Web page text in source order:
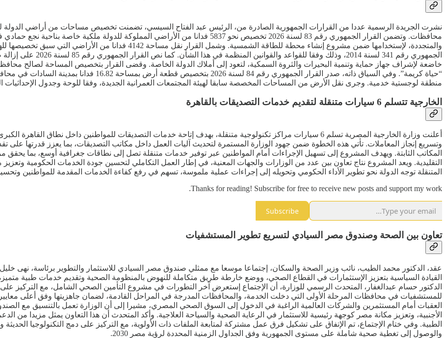
نشرت الجريدة الرسمية عددا من القرارات الجمهورية الصادرة من، الرئيس عبد الفتاح السيسي، تضمنت تخصيص مساحات من أراضي الدولة
محافظات. وتضمن القرار الجمهوري رقم 83 لسنة 2026 تخصيص نحو 5837 فدانا من الأراضي المملوكة
والمتجددة، لإستخدامها ضمن مشروع إنشاء محطة للطاقة الشمسية. وشمل
خاضعة لإشراف جهاز حماية وتنمية البحيرات والثروة السمكية، لتعود إلى أملاك الدولة الخاصة. وقضى القرار بتخصيص المساحة لصالح
“حياة كريمة”. وفي السياق ذاته، صدر القرار الجمهوري رقم 84
منطقة لوجستية خدمية. وجرى نقل الأرض من المساحات المخصصة سابقا لهيئة المجتمعات العمرانية الجديدة، وفقا للوحة وجدول الإحداثيات
الخارجية تتسلم 6 سيارات متنقلة لتقديم خدمات التصديقات بالقاهرة
أعلنت وزارة الخارجية المصرية تسلم 6 سيارات مراكز تكنولوجية متنقلة، بهدف إتاحة خدمات التصديقات للمواطنين داخل
وتسريع إنجاز المعاملات. تأتي هذه الخطوة ضمن جهود الوزارة المستمرة لتحديث آليات العمل داخل مكاتب التصديقات، بما يعزز قدرتها
المكاتب الثابتة. ويهدف المشروع إلى تسهيل الإجراءات أمام المواطنين عبر توفير خدمات متنقلة تصل إلى نطاقات جغرافية أوسع، بما يحقق
التقليدية. ويعد المشروع نتاج تعاون بين عدد من الوزارات والجهات المعنية، في إطار العمل التكاملي لتحسين جودة الخدمات الحكومية
المتنقلة توجه الدولة نحو تطوير الأداء الحكومي وتحويله إلى إجراءات عملية ملموسة، تسهم في رفع كفاءة الخدمات المقدمة للمواطنين
Thanks for reading! Subscribe for free to receive new posts and support my work.
Subscribe
تعاون بين الصحة وصندوق مصر السيادي لتسريع تطوير المستشفيات
عقد، الدكتور محمد الطيب، نائب وزير الصحة والسكان، إجتماعا موسعا مع ممثلي صندوق مصر السيادي للاستثمار والتطوير برئاسة، نهى خليل،
القيادة السياسية بتعزيز الإستثمارات في القطاع الصحي، ووضع خارطة طريق متكاملة للنهوض بالمنظومة الصحية وتقديم خدمات طبية
الدكتور حسام عبدالغفار، المتحدث الرسمي للوزارة، أن الإجتماع إستعرض آخر التطورات في مشروع التأمين الصحي الشامل، مع التركيز على
للمستشفيات في محافظات المرحلة الأولى التي دخلت الخدمة، والمحافظات المدرجة في المراحل القادمة، لضمان جاهزيتها وفق أعلى
العقبات أمام المستثمرين والشركات العالمية الراغبة في الدخول إلى السوق الصحي المصري، مشيرا إلى أن الوزارة تعمل بالتنسيق مع
الأجنبية، وتعزيز مكانة مصر كوجهة رئيسية للاستثمار في الرعاية الصحية والسياحة العلاجية. وأكد المتحدث أن هذا التعاون يمثل مزيدا من
الطبية. وفي ختام الإجتماع، تم الإتفاق على تشكيل فرق عمل مشتركة لمتابعة الملفات ذات الأولوية، مع التركيز على دمج التكنولوجيا
والوصول إلى تغطية صحية شاملة على مستوى الجمهورية وفق الجداول الزمنية المحددة لرؤية مصر 2030.